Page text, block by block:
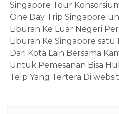
Singapore Tour
One Day Trip Singapore
Liburan Ke Luar Negeri
Liburan Ke Singapore satu
Dari Kota Lain Bersama
Untuk Pemesanan Bisa
Telp Yang Tertera Di